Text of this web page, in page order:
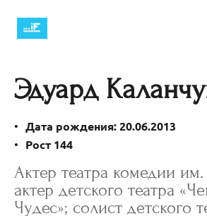
Эдуард
Дата рождения: 20.06.2013
Рост 144
Актер театра комедии
актер детского театра
Чудес»; солист детского